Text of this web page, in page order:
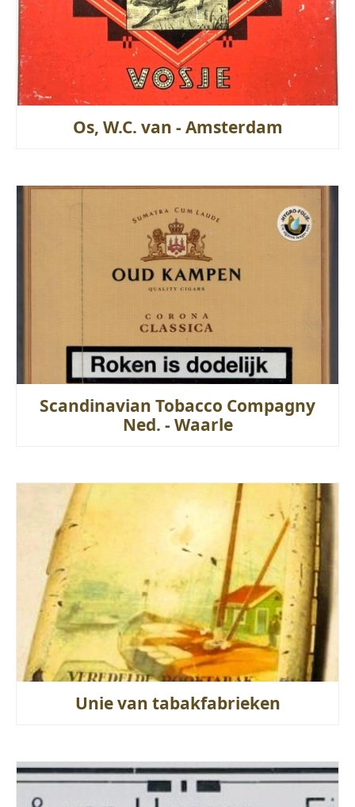
Os, W.C. van - Amsterdam
Scandinavian Tobacco Compagny
Ned. - Waarle
Unie van tabakfabrieken